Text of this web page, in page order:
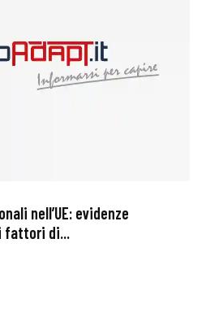
nell’UE: evidenze
fattori di...